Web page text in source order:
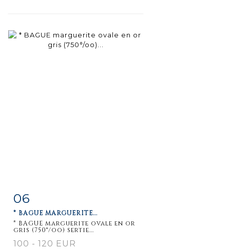
Item detail
06
* BAGUE MARGUERITE...
* BAGUE marguerite ovale en or
gris (750°/oo) sertie...
100 - 120 EUR